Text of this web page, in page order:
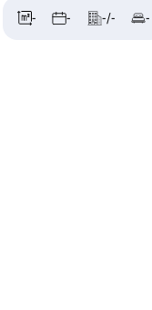
- - -/- -